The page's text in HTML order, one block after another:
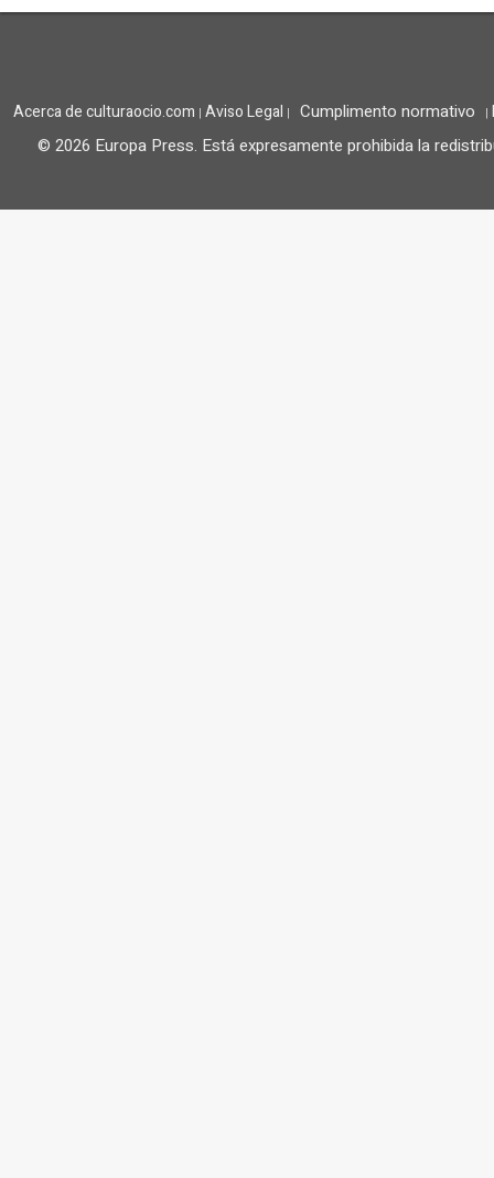
Acerca de culturaocio.com | Aviso Legal | Cumplimento normativo |
© 2026 Europa Press. Está expresamente prohibida la